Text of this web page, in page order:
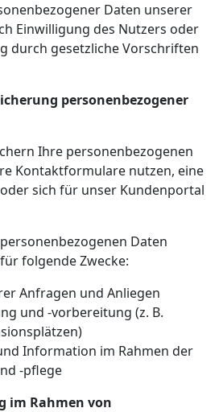
Daten unserer
Einwilligung des Nutzers oder
durch gesetzliche Vorschriften
personenbezogener
Ihre personenbezogenen
Kontaktformulare nutzen, eine
sich für unser Kundenportal
Daten
folgende Zwecke:
Anfragen und Anliegen
und -vorbereitung (z. B.
Information im Rahmen der
-pflege
im Rahmen von